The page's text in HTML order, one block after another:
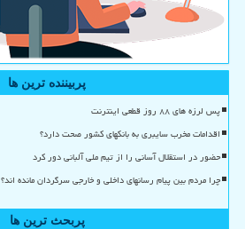
پربیننده ترین ها
پس لرزه های ۸۸ روز قطعی اینترنت
اقدامات مخرب سایبری به بانکهای کشور صحت دارد؟
حضور در استقلال آسانی را از تیم ملی آلبانی دور کرد
چرا مردم بین پیام رسانهای داخلی و خارجی سرگردان مانده اند؟
پربحث ترین ها